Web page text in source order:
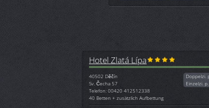
Hotel Zlatá Lípa
40502 Děčín
Sv. Čecha 57
Telefon: 00420 412512338
40 Betten + zusätzlich Aufbettung
Doppelzi.
Einzelzi.